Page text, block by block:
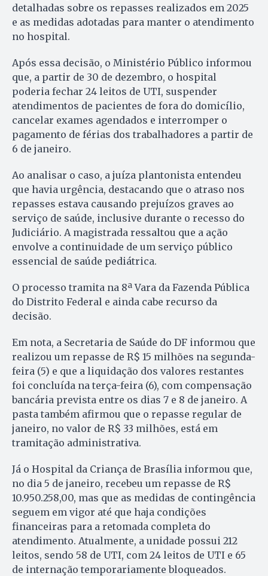
detalhadas sobre os repasses realizados em 2025
e as medidas adotadas para manter o atendimento
no hospital.
Após essa decisão, o Ministério Público informou
que, a partir de 30 de dezembro, o hospital
poderia fechar 24 leitos de UTI, suspender
atendimentos de pacientes de fora do domicílio,
cancelar exames agendados e interromper o
pagamento de férias dos trabalhadores a partir de
6 de janeiro.
Ao analisar o caso, a juíza plantonista entendeu
que havia urgência, destacando que o atraso nos
repasses estava causando prejuízos graves ao
serviço de saúde, inclusive durante o recesso do
Judiciário. A magistrada ressaltou que a ação
envolve a continuidade de um serviço público
essencial de saúde pediátrica.
O processo tramita na 8ª Vara da Fazenda Pública
do Distrito Federal e ainda cabe recurso da
decisão.
Em nota, a Secretaria de Saúde do DF informou que
realizou um repasse de R$ 15 milhões na segunda-
feira (5) e que a liquidação dos valores restantes
foi concluída na terça-feira (6), com compensação
bancária prevista entre os dias 7 e 8 de janeiro. A
pasta também afirmou que o repasse regular de
janeiro, no valor de R$ 33 milhões, está em
tramitação administrativa.
Já o Hospital da Criança de Brasília informou que,
no dia 5 de janeiro, recebeu um repasse de R$
10.950.258,00, mas que as medidas de contingência
seguem em vigor até que haja condições
financeiras para a retomada completa do
atendimento. Atualmente, a unidade possui 212
leitos, sendo 58 de UTI, com 24 leitos de UTI e 65
de internação temporariamente bloqueados.